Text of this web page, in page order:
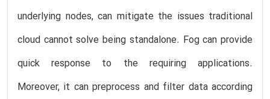
underlying nodes, can mitigate the issues traditional
cloud cannot solve being standalone. Fog can provide
quick response to the requiring applications.
Moreover, it can preprocess and filter data according